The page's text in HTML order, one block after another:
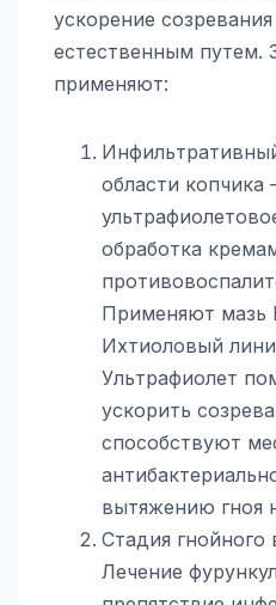
ускорение
естественным путем.
применяют:
области копчика
обработка
Применяют мазь
Ихтиоловый
Ультрафиолет
ускорить
способствуют
вытяжению гноя
Стадия гнойного
Лечение